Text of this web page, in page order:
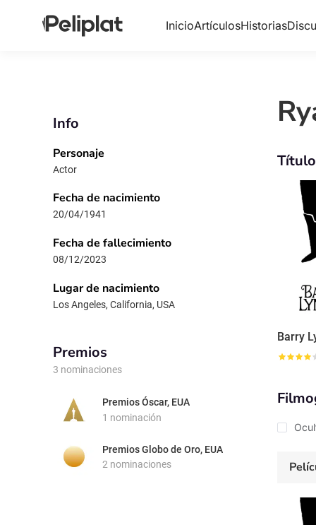
InicioArtículosHistorias
Info
Personaje
Actor
Fecha de nacimiento
20/04/1941
Fecha de fallecimiento
08/12/2023
Lugar de nacimiento
Los Angeles, California, USA
Premios
3 nominaciones
Premios Óscar, EUA
1 nominación
Premios Globo de Oro, EUA
2 nominaciones
Barry